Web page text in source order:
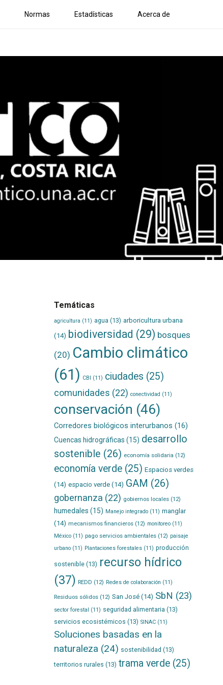
Normas Estadísticas Acerca de
Temáticas
agricultura (11) agua (13) arboricultura urbana
(14) biodiversidad (29) bosques
(20) Cambio climático
(61) CBI (11) ciudades (25)
comunidades (22) conectividad (11)
conservación (46)
Corredores biológicos interurbanos (16)
Cuencas hidrográficas (15) desarrollo
sostenible (26) economía solidaria (12)
economía verde(25) Espacios verdes
(14) espacio verde(14) GAM (26)
gobernanza (22) gobiernos locales(12)
humedales (15) Manejo integrado(11) manglar
(14) mecanismos financieros(12) monitoreo(11)
México(11) pago servicios ambientales(12) paisaje
urbano(11) Plantaciones forestales(11) producción
sostenible(13) recurso hídrico
(37) REDD (12) Redes de colaboración (11)
Residuos sólidos(12) San José(14) SbN (23)
sector forestal (11) seguridad alimentaria (13)
servicios ecosistémicos (13) SINAC(11)
Soluciones basadas en la
naturaleza (24) sostenibilidad (13)
territorios rurales (13) trama verde(25)